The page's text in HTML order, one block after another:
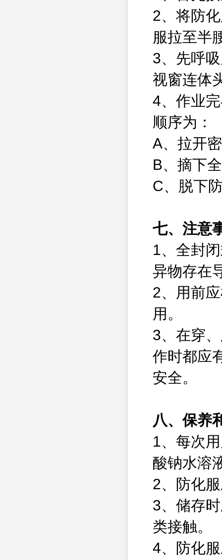
2、将防
服拉至半
3、先呼
视窗连体
4、作业
顺序为：
A、拉开
B、摘下
C、脱下
七、注意
1、全封
异物存在
2、用前
用。
3、在穿
作时都应
安全。
八、保养
1、每次
酸钠水溶
2、防化
3、储存
类接触。
4、防化